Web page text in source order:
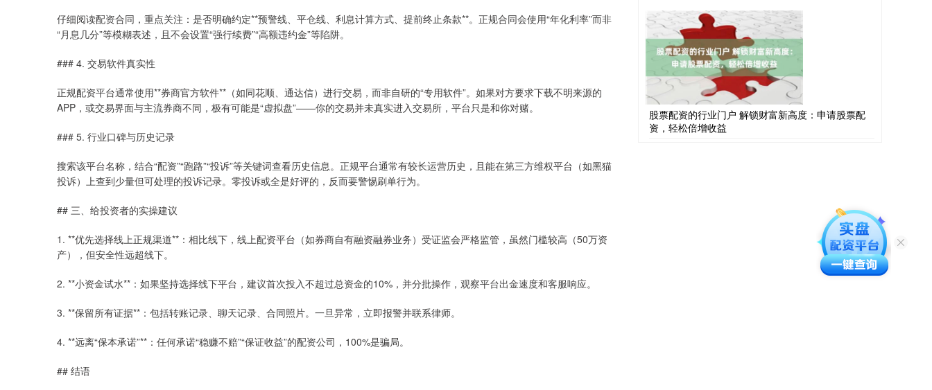
仔细阅读配资合同，重点关注：是否明确约定**预警线、平仓线、利息计算方式、提前终止条款**。正规合同会使用“年化利率”而非
“月息几分”等模糊表述，且不会设置“强行续费”“高额违约金”等陷阱。
### 4. 交易软件真实性
正规配资平台通常使用**券商官方软件**（如同花顺、通达信）进行交易，而非自研的“专用软件”。如果对方要求下载不明来源的
APP，或交易界面与主流券商不同，极有可能是“虚拟盘”——你的交易并未真实进入交易所，平台只是和你对赌。
### 5. 行业口碑与历史记录
搜索该平台名称，结合“配资”“跑路”“投诉”等关键词查看历史信息。正规平台通常有较长运营历史，且能在第三方维权平台（如黑猫
投诉）上查到少量但可处理的投诉记录。零投诉或全是好评的，反而要警惕刷单行为。
## 三、给投资者的实操建议
1. **优先选择线上正规渠道**：相比线下，线上配资平台（如券商自有融资融券业务）受证监会严格监管，虽然门槛较高（50万资
产），但安全性远超线下。
2. **小资金试水**：如果坚持选择线下平台，建议首次投入不超过总资金的10%，并分批操作，观察平台出金速度和客服响应。
3. **保留所有证据**：包括转账记录、聊天记录、合同照片。一旦异常，立即报警并联系律师。
4. **远离“保本承诺”**：任何承诺“稳赚不赔”“保证收益”的配资公司，100%是骗局。
## 结语
股票配资的行业门户 解锁财富新高度：申请股票配
资，轻松倍增收益